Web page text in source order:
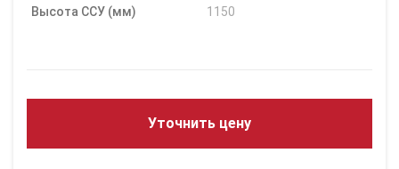
Высота ССУ (мм) 1150
Уточнить цену